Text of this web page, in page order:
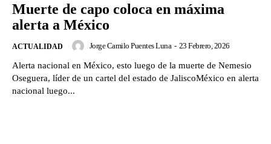
Muerte de capo coloca en máxima
alerta a México
ACTUALIDAD Jorge Camilo Puentes Luna - 23 Febrero, 2026
Alerta nacional en México, esto luego de la muerte de Nemesio
Oseguera, líder de un cartel del estado de JaliscoMéxico en alerta
nacional luego...